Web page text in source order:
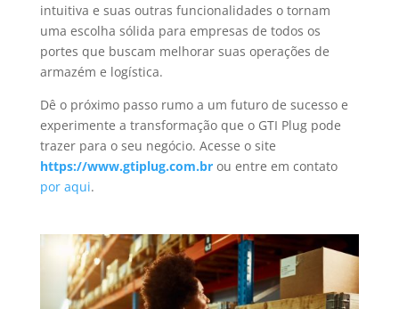
intuitiva e suas outras funcionalidades o tornam
uma escolha sólida para empresas de todos os
portes que buscam melhorar suas operações de
armazém e logística.
Dê o próximo passo rumo a um futuro de sucesso e
experimente a transformação que o GTI Plug pode
trazer para o seu negócio. Acesse o site
https://www.gtiplug.com.brou entre em contato
por aqui.